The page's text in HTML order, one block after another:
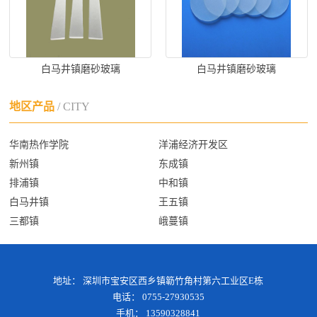
白马井镇磨砂玻璃 白马井镇磨砂玻璃
地区产品/ CITY
华南热作学院
洋浦经济开发区
新州镇
东成镇
排浦镇
中和镇
白马井镇
王五镇
三都镇
峨蔓镇
地址： 深圳市宝安区西乡镇簕竹角村第六工业区E栋
电话： 0755-27930535
手机： 13590328841